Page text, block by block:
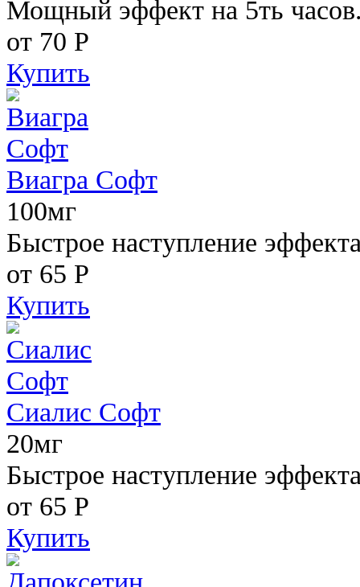
Мощный эффект на 5ть
от 70 Р
Купить
Виагра Софт
100мг
Быстрое наступление
от 65 Р
Купить
Сиалис Софт
20мг
Быстрое наступление
от 65 Р
Купить